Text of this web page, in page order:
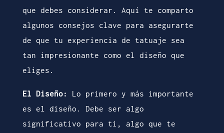
que debes considerar. Aquí te comparto
algunos consejos clave para asegurarte
de que tu experiencia de tatuaje sea
tan impresionante como el diseño que
eliges.
El Diseño:
Lo primero y más importante
es el diseño. Debe ser algo
significativo para ti, algo que te